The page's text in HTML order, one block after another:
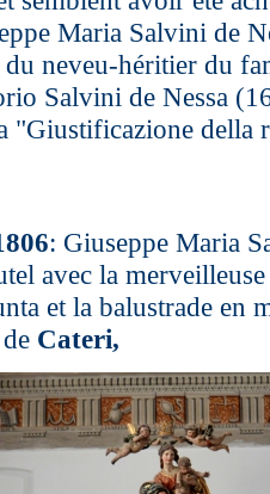
Maria Salvini de
neveu-héritier du
Salvini de Nessa
"Giustificazione della
: Giuseppe Maria
avec la merveilleuse
et la balustrade en
Cateri,